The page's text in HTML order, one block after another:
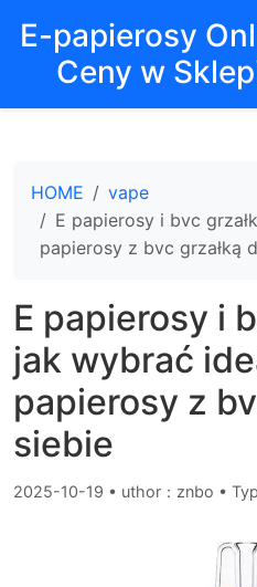
E-papierosy
Ceny w
HOME
vape
E papierosy i bvc
papierosy z bvc grzałką
E papierosy i
jak wybrać
papierosy z
siebie
2025-10-19 • uthor：znbo •